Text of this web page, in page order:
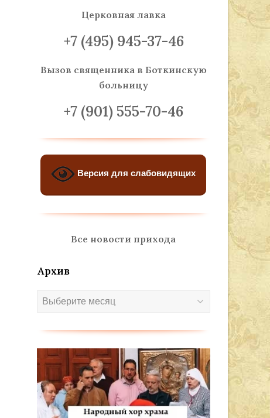
Церковная лавка
+7 (495) 945-37-46
Вызов священника в Боткинскую
больницу
+7 (901) 555-70-46
Версия для слабовидящих
Все новости прихода
Архив
Архив